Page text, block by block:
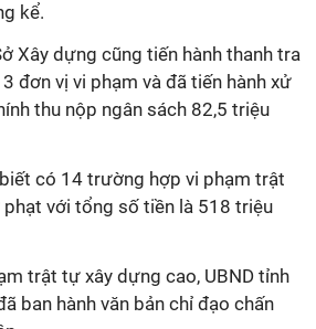
kể.
Xây dựng cũng tiến hành thanh tra
đơn vị vi phạm và đã tiến hành xử
thu nộp ngân sách 82,5 triệu
có 14 trường hợp vi phạm trật
với tổng số tiền là 518 triệu
trật tự xây dựng cao, UBND tỉnh
ban hành văn bản chỉ đạo chấn